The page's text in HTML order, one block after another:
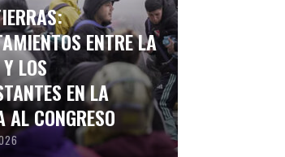
ENTRE LA
LOS
EN LA
CONGRESO